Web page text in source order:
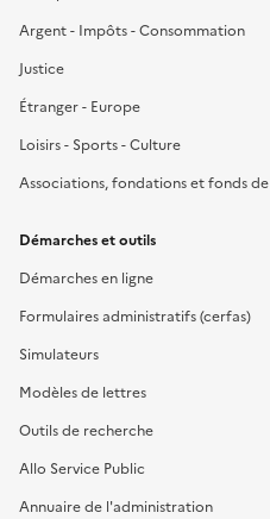
Argent - Impôts - Consommation
Justice
Étranger - Europe
Loisirs - Sports - Culture
Associations, fondations et fonds
Démarches et outils
Démarches en ligne
Formulaires administratifs (cerfas)
Simulateurs
Modèles de lettres
Outils de recherche
Allo Service Public
Annuaire de l'administration